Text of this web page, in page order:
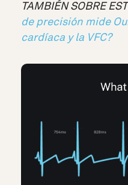
TAMBIÉN SOBRE
de precisión mide
cardíaca y la VFC?